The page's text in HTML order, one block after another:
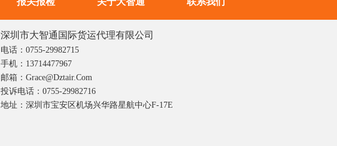
深圳市大智通国际货运代理有限公司
电话：0755-29982715
手机：13714477967
邮箱：grace@dztair.com
投诉电话：0755-29982716
地址：深圳市宝安区机场兴华路星航中心F-17E